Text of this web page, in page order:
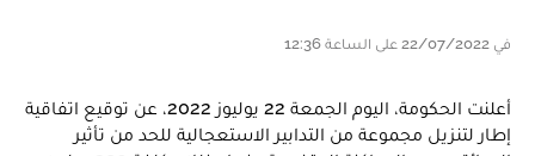
في 22/07/2022 على الساعة 12:36
أعلنت الحكومة، اليوم الجمعة 22 يوليوز 2022، عن توقيع اتفاقية
إطار لتنزيل مجموعة من التدابير الاستعجالية للحد من تأثير